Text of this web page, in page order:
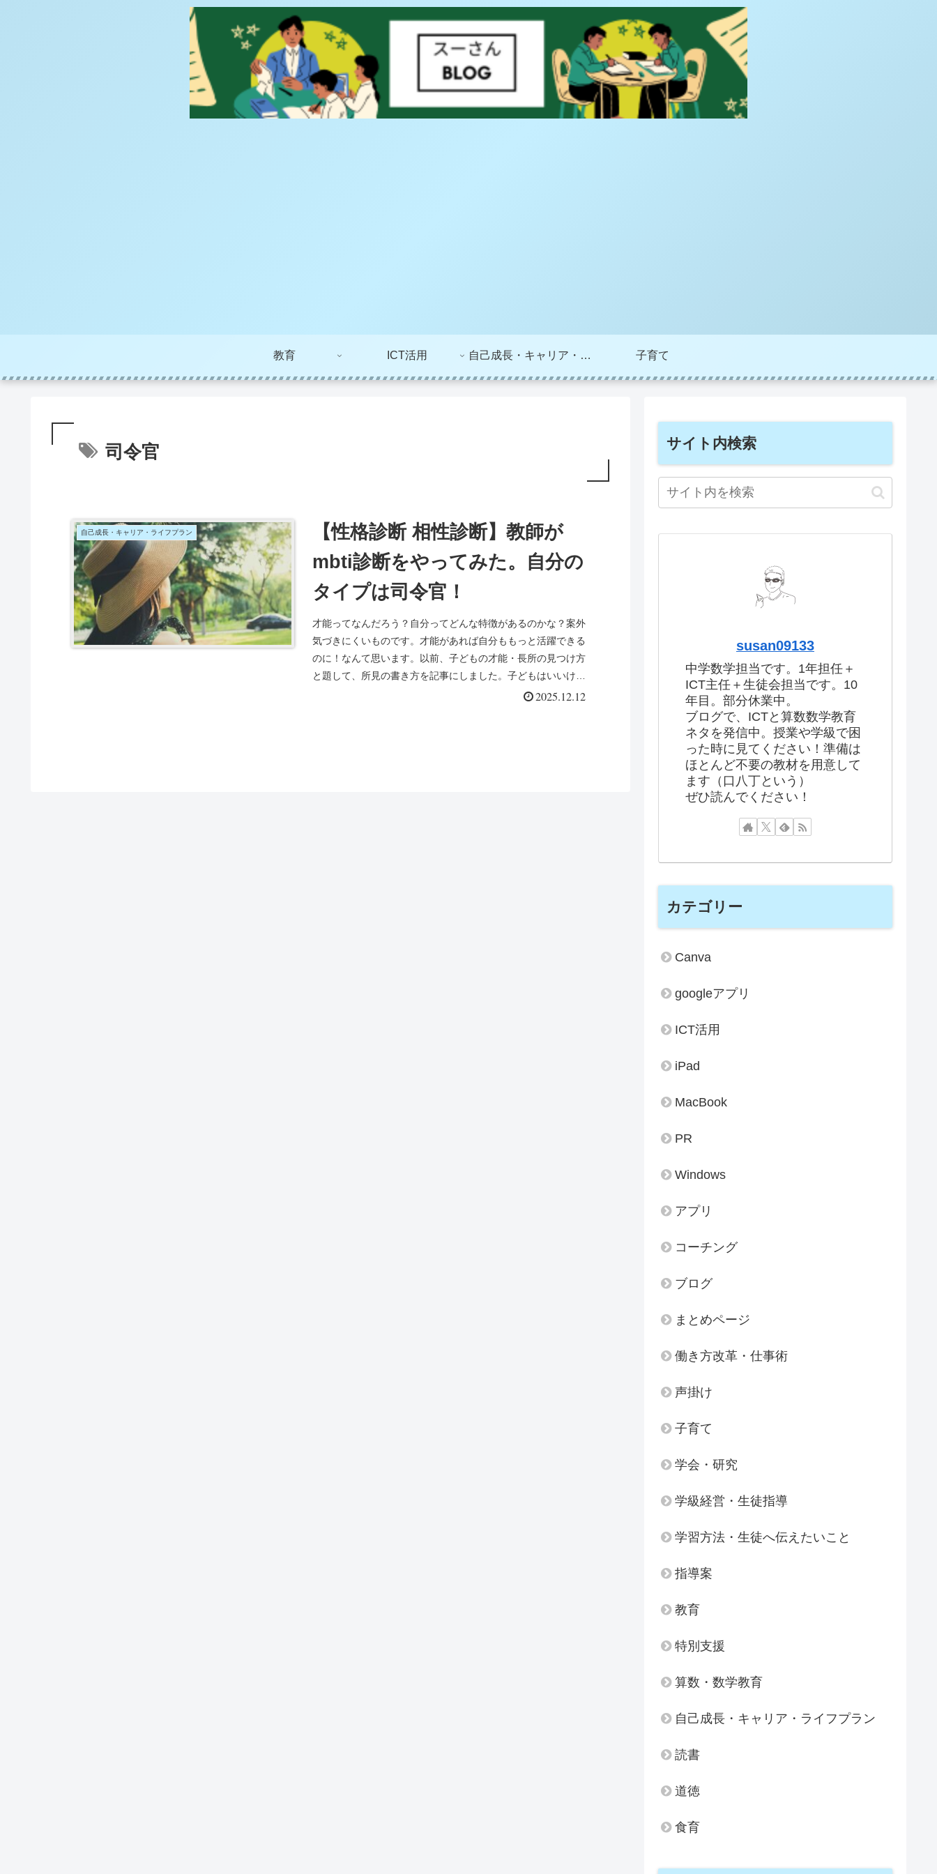
教育 ICT活用 自己成長・キャリア・ライフプラン 子育て
司令官
自己成長・キャリア・ライフプラン
【性格診断 相性診断】教師が
mbti診断をやってみた。自分の
タイプは司令官！
才能ってなんだろう？自分ってどんな特徴があるのかな？案外
気づきにくいものです。才能があれば自分ももっと活躍できる
のに！なんて思います。以前、子どもの才能・長所の見つけ方
と題して、所見の書き方を記事にしました。子どもはいいけれ
2025.12.12
サイト内検索
susan09133
中学数学担当です。1年担任＋
ICT主任＋生徒会担当です。10
年目。部分休業中。
ブログで、ICTと算数数学教育
ネタを発信中。授業や学級で困
った時に見てください！準備は
ほとんど不要の教材を用意して
ます（口八丁という）
ぜひ読んでください！
カテゴリー
Canva
googleアプリ
ICT活用
iPad
MacBook
PR
Windows
アプリ
コーチング
ブログ
まとめページ
働き方改革・仕事術
声掛け
子育て
学会・研究
学級経営・生徒指導
学習方法・生徒へ伝えたいこと
指導案
教育
特別支援
算数・数学教育
自己成長・キャリア・ライフプラン
読書
道徳
食育